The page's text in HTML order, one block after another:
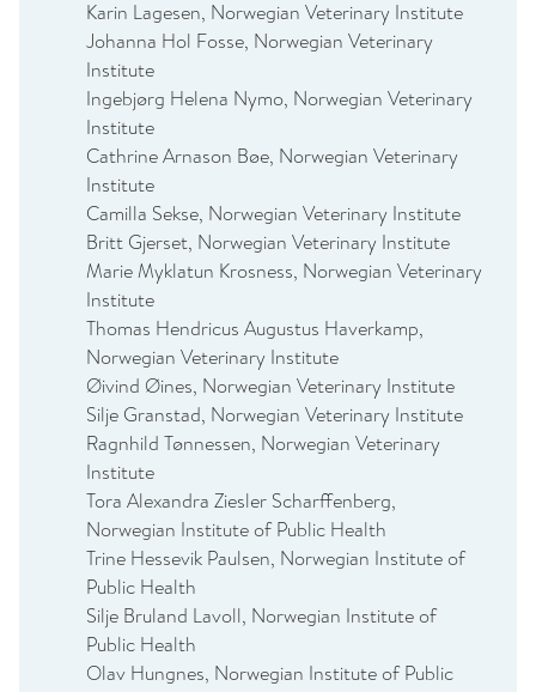
Karin Lagesen, Norwegian Veterinary Institute
Johanna Hol Fosse, Norwegian Veterinary
Institute
Ingebjørg Helena Nymo, Norwegian Veterinary
Institute
Cathrine Arnason Bøe, Norwegian Veterinary
Institute
Camilla Sekse, Norwegian Veterinary Institute
Britt Gjerset, Norwegian Veterinary Institute
Marie Myklatun Krosness, Norwegian Veterinary
Institute
Thomas Hendricus Augustus Haverkamp,
Norwegian Veterinary Institute
Øivind Øines, Norwegian Veterinary Institute
Silje Granstad, Norwegian Veterinary Institute
Ragnhild Tønnessen, Norwegian Veterinary
Institute
Tora Alexandra Ziesler Scharffenberg,
Norwegian Institute of Public Health
Trine Hessevik Paulsen, Norwegian Institute of
Public Health
Silje Bruland Lavoll, Norwegian Institute of
Public Health
Olav Hungnes, Norwegian Institute of Public